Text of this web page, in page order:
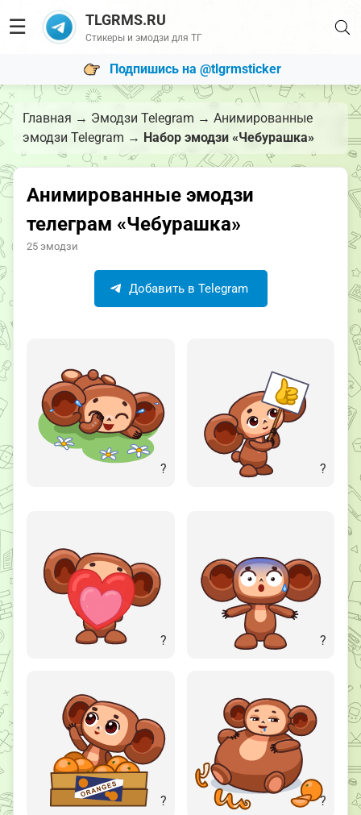
☰ TLGRMS.RU
Стикеры и эмодзи для ТГ
Подпишись на @tlgrmsticker
Главная → Эмодзи Telegram → Анимированные
эмодзи Telegram → Набор эмодзи «Чебурашка»
Анимированные эмодзи
телеграм «Чебурашка»
25 эмодзи
Добавить в Telegram
? ?
? ?
? ?